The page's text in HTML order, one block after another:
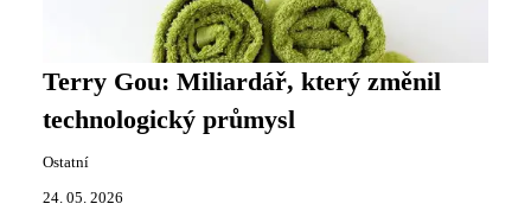
Terry Gou: Miliardář, který změnil
technologický průmysl
Ostatní
24. 05. 2026